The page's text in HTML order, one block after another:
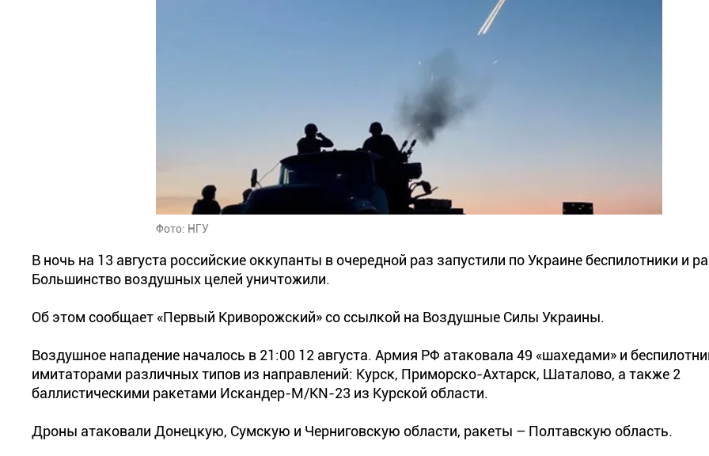
Фото: НГУ
В ночь на 13 августа российские оккупанты в очередной раз запустили по Украине беспилотники и
Большинство воздушных целей уничтожили.
Об этом сообщает «Первый Криворожский» со ссылкой на Воздушные Силы Украины.
Воздушное нападение началось в 21:00 12 августа. Армия РФ атаковала 49 «шахедами» и
имитаторами различных типов из направлений: Курск, Приморско-Ахтарск, Шаталово, а также 2
баллистическими ракетами Искандер-М/KN-23 из Курской области.
Дроны атаковали Донецкую, Сумскую и Черниговскую области, ракеты – Полтавскую область.